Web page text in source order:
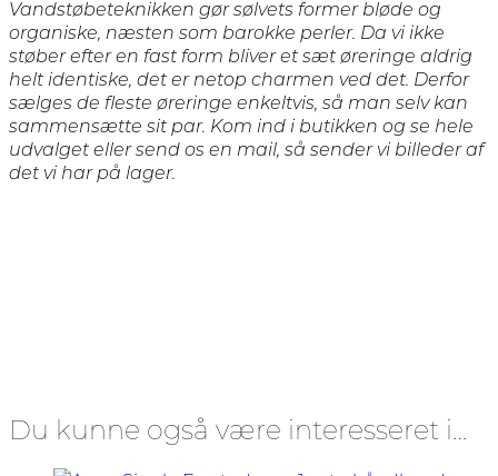
Vandstøbeteknikken gør sølvets former bløde og
organiske, næsten som barokke perler. Da vi ikke
støber efter en fast form bliver et sæt øreringe aldrig
helt identiske, det er netop charmen ved det. Derfor
sælges de fleste øreringe enkeltvis, så man selv kan
sammensætte sit par. Kom ind i butikken og se hele
udvalget eller send os en mail, så sender vi billeder af
det vi har på lager.
Du kunne også være interesseret i…